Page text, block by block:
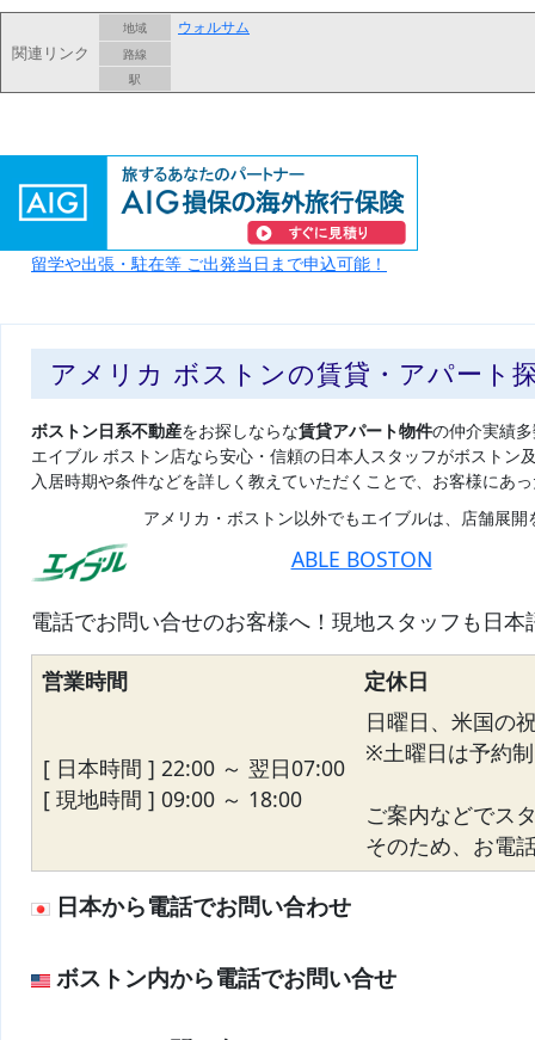
関連リンク
地域 ウォルサム
路線
駅
留学や出張・駐在等 ご出発当日まで申込可能！
アメリカ ボストンの賃貸・アパート
ボストン日系不動産をお探しならな賃貸アパート物件の仲介実績
エイブル ボストン店なら安心・信頼の日本人スタッフがボストン
入居時期や条件などを詳しく教えていただくことで、お客様にあ
アメリカ・ボストン以外でもエイブルは、店舗展
ABLE BOSTON
電話でお問い合せのお客様へ！現地スタッフも日
営業時間 定休日
[ 日本時間 ] 22:00 ～ 翌日07:00
[ 現地時間 ] 09:00 ～ 18:00
日曜日、米国の
※土曜日は予約制
ご案内などでス
そのため、お電
日本から電話でお問い合わせ
ボストン内から電話でお問い合せ